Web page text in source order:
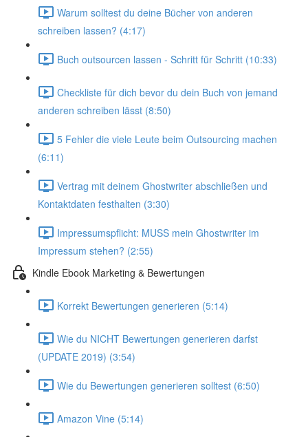
Warum solltest du deine Bücher von anderen
schreiben lassen? (4:17)
Buch outsourcen lassen - Schritt für Schritt (10:33)
Checkliste für dich bevor du dein Buch von jemand
anderen schreiben lässt (8:50)
5 Fehler die viele Leute beim Outsourcing machen
(6:11)
Vertrag mit deinem Ghostwriter abschließen und
Kontaktdaten festhalten (3:30)
Impressumspflicht: MUSS mein Ghostwriter im
Impressum stehen? (2:55)
Kindle Ebook Marketing & Bewertungen
Korrekt Bewertungen generieren (5:14)
Wie du NICHT Bewertungen generieren darfst
(UPDATE 2019) (3:54)
Wie du Bewertungen generieren solltest (6:50)
Amazon Vine (5:14)